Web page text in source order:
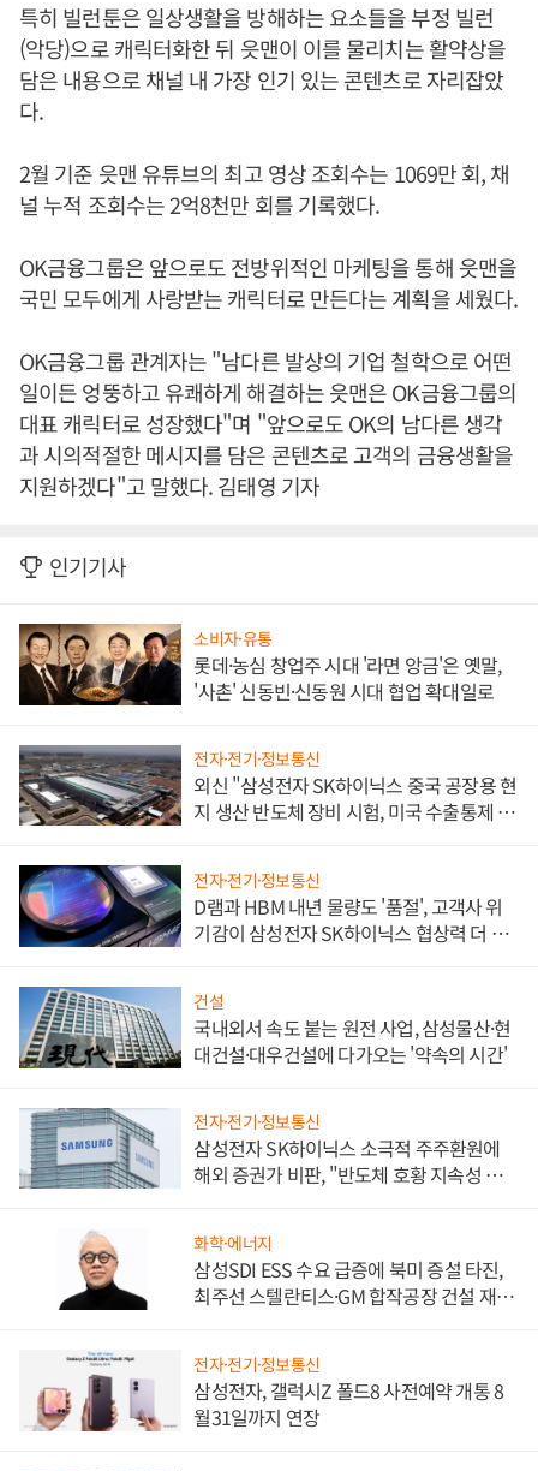
특히 빌런툰은 일상생활을 방해하는 요소들을 부정 빌런
(악당)으로 캐릭터화한 뒤 읏맨이 이를 물리치는 활약상을
담은 내용으로 채널 내 가장 인기 있는 콘텐츠로 자리잡았
다.
2월 기준 읏맨 유튜브의 최고 영상 조회수는 1069만 회, 채
널 누적 조회수는 2억8천만 회를 기록했다.
OK금융그룹은 앞으로도 전방위적인 마케팅을 통해 읏맨을
국민 모두에게 사랑받는 캐릭터로 만든다는 계획을 세웠다.
OK금융그룹 관계자는 "남다른 발상의 기업 철학으로 어떤
일이든 엉뚱하고 유쾌하게 해결하는 읏맨은 OK금융그룹의
대표 캐릭터로 성장했다"며 "앞으로도 OK의 남다른 생각
과 시의적절한 메시지를 담은 콘텐츠로 고객의 금융생활을
지원하겠다"고 말했다. 김태영 기자
인기기사
소비자·유통
롯데·농심 창업주 시대 '라면 앙금'은 옛말,
'사촌' 신동빈·신동원 시대 협업 확대일로
전자·전기·정보통신
외신 "삼성전자 SK하이닉스 중국 공장용 현
지 생산 반도체 장비 시험, 미국 수출통제 대
전자·전기·정보통신
D램과 HBM 내년 물량도 '품절', 고객사 위
기감이 삼성전자 SK하이닉스 협상력 더 키
건설
국내외서 속도 붙는 원전 사업, 삼성물산·현
대건설·대우건설에 다가오는 '약속의 시간'
전자·전기·정보통신
삼성전자 SK하이닉스 소극적 주주환원에
해외 증권가 비판, "반도체 호황 지속성 의
화학·에너지
삼성SDI ESS 수요 급증에 북미 증설 타진,
최주선 스텔란티스·GM 합작공장 건설 재추
전자·전기·정보통신
삼성전자, 갤럭시Z 폴드8 사전예약 개통 8
월31일까지 연장